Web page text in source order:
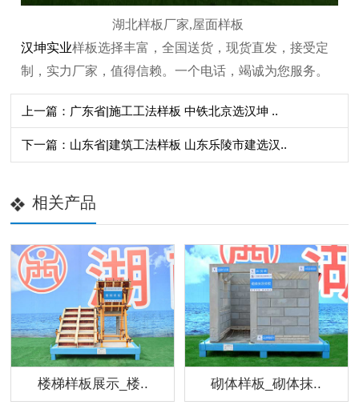
湖北样板厂家,屋面样板
汉坤实业样板选择丰富，全国送货，现货直发，接受定
制，实力厂家，值得信赖。一个电话，竭诚为您服务。
上一篇：广东省|施工工法样板 中铁北京选汉坤 ..
下一篇：山东省|建筑工法样板 山东乐陵市建选汉..
相关产品
楼梯样板展示_楼.. 砌体样板_砌体抹..